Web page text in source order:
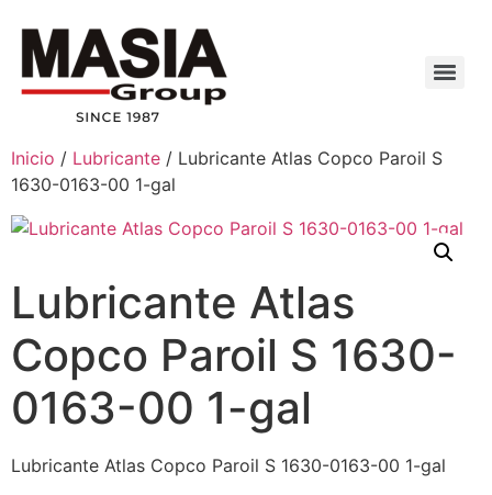
Inicio / Lubricante / Lubricante Atlas Copco Paroil S
1630-0163-00 1-gal
Lubricante Atlas
Copco Paroil S 1630-
0163-00 1-gal
Lubricante Atlas Copco Paroil S 1630-0163-00 1-gal